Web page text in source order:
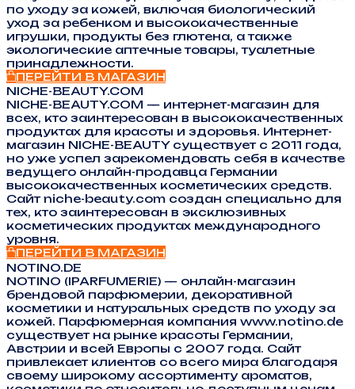
по уходу за кожей, включая биологический
уход за ребенком и высококачественные
игрушки, продукты без глютена, а также
экологические аптечные товары, туалетные
принадлежности.
ПЕРЕЙТИ В МАГАЗИН
NICHE-BEAUTY.COM
NICHE-BEAUTY.COM — интернет-магазин для
всех, кто заинтересован в высококачественных
продуктах для красоты и здоровья. Интернет-
магазин NICHE-BEAUTY существует с 2011 года,
но уже успел зарекомендовать себя в качестве
ведущего онлайн-продавца Германии
высококачественных косметических средств.
Сайт niche-beauty.com создан специально для
тех, кто заинтересован в эксклюзивных
косметических продуктах международного
уровня.
ПЕРЕЙТИ В МАГАЗИН
NOTINO.DE
NOTINO (IPARFUMERIE) — онлайн-магазин
брендовой парфюмерии, декоративной
косметики и натуральных средств по уходу за
кожей. Парфюмерная компания www.notino.de
существует на рынке красоты Германии,
Австрии и всей Европы с 2007 года. Сайт
привлекает клиентов со всего мира благодаря
своему широкому ассортименту ароматов,